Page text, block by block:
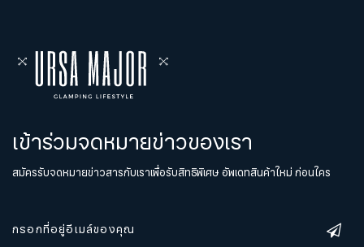
เข้าร่วมจดหมายข่าวของเรา
สมัครรับจดหมายข่าวสารกับเราเพื่อรับสิทธิพิเศษ อัพเดทสินค้าใหม่ ก่อนใคร